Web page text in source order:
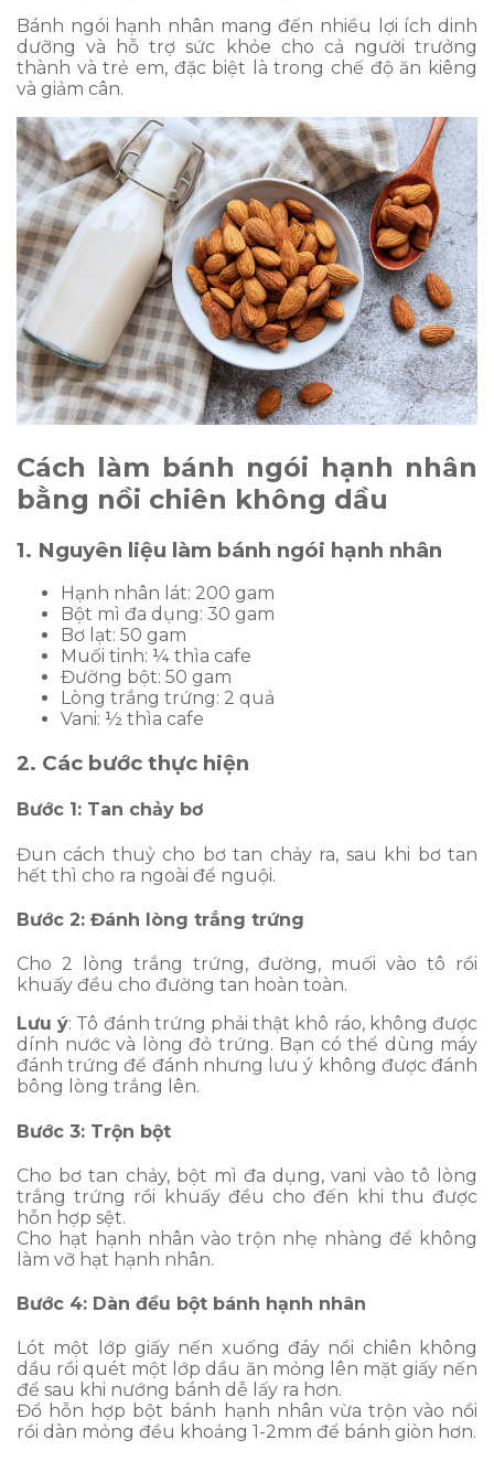
Bánh ngói hạnh nhân mang đến nhiều lợi ích dinh
dưỡng và hỗ trợ sức khỏe cho cả người trưởng
thành và trẻ em, đặc biệt là trong chế độ ăn kiêng
và giảm cân.
Cách làm bánh ngói hạnh nhân
bằng nồi chiên không dầu
1. Nguyên liệu làm bánh ngói hạnh nhân
Hạnh nhân lát: 200 gam
Bột mì đa dụng: 30 gam
Bơ lạt: 50 gam
Muối tinh: ¼ thìa cafe
Đường bột: 50 gam
Lòng trắng trứng: 2 quả
Vani: ½ thìa cafe
2. Các bước thực hiện
Bước 1: Tan chảy bơ
Đun cách thuỷ cho bơ tan chảy ra, sau khi bơ tan
hết thì cho ra ngoài để nguội.
Bước 2: Đánh lòng trắng trứng
Cho 2 lòng trắng trứng, đường, muối vào tô rồi
khuấy đều cho đường tan hoàn toàn.
Lưu ý: Tô đánh trứng phải thật khô ráo, không được
dính nước và lòng đỏ trứng. Bạn có thể dùng máy
đánh trứng để đánh nhưng lưu ý không được đánh
bông lòng trắng lên.
Bước 3: Trộn bột
Cho bơ tan chảy, bột mì đa dụng, vani vào tô lòng
trắng trứng rồi khuấy đều cho đến khi thu được
hỗn hợp sệt.
Cho hạt hạnh nhân vào trộn nhẹ nhàng để không
làm vỡ hạt hạnh nhân.
Bước 4: Dàn đều bột bánh hạnh nhân
Lót một lớp giấy nến xuống đáy nồi chiên không
dầu rồi quét một lớp dầu ăn mỏng lên mặt giấy nến
để sau khi nướng bánh dễ lấy ra hơn.
Đổ hỗn hợp bột bánh hạnh nhân vừa trộn vào nồi
rồi dàn mỏng đều khoảng 1-2mm để bánh giòn hơn.